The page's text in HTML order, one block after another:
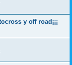
y off road¡¡¡